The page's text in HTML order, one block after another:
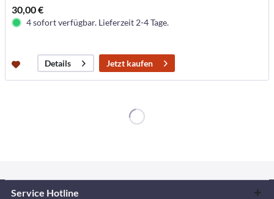
30,00 €
4 sofort verfügbar. Lieferzeit 2-4 Tage.
Details Jetzt kaufen
Service Hotline